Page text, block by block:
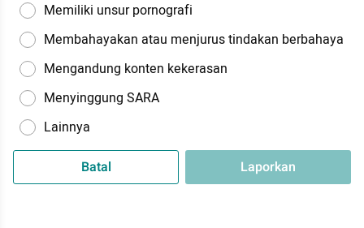
Memiliki unsur pornografi
Membahayakan atau menjurus tindakan berbahaya
Mengandung konten kekerasan
Menyinggung SARA
Lainnya
Batal Laporkan